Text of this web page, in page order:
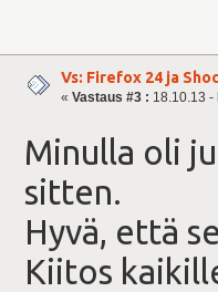
Vs: Firefox 24 ja
« Vastaus #3 : 18.10.13 -
Minulla oli
sitten.
Hyvä, että
Kiitos